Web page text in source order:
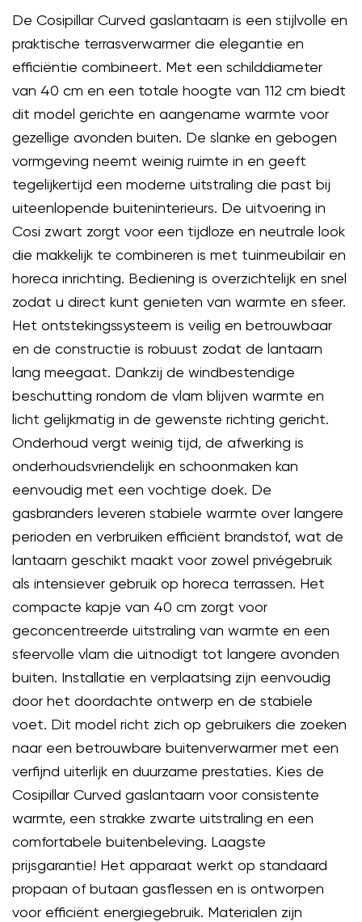
De Cosipillar Curved gaslantaarn is een stijlvolle en
praktische terrasverwarmer die elegantie en
efficiëntie combineert. Met een schilddiameter
van 40 cm en een totale hoogte van 112 cm biedt
dit model gerichte en aangename warmte voor
gezellige avonden buiten. De slanke en gebogen
vormgeving neemt weinig ruimte in en geeft
tegelijkertijd een moderne uitstraling die past bij
uiteenlopende buiteninterieurs. De uitvoering in
Cosi zwart zorgt voor een tijdloze en neutrale look
die makkelijk te combineren is met tuinmeubilair en
horeca inrichting. Bediening is overzichtelijk en snel
zodat u direct kunt genieten van warmte en sfeer.
Het ontstekingssysteem is veilig en betrouwbaar
en de constructie is robuust zodat de lantaarn
lang meegaat. Dankzij de windbestendige
beschutting rondom de vlam blijven warmte en
licht gelijkmatig in de gewenste richting gericht.
Onderhoud vergt weinig tijd, de afwerking is
onderhoudsvriendelijk en schoonmaken kan
eenvoudig met een vochtige doek. De
gasbranders leveren stabiele warmte over langere
perioden en verbruiken efficiënt brandstof, wat de
lantaarn geschikt maakt voor zowel privégebruik
als intensiever gebruik op horeca terrassen. Het
compacte kapje van 40 cm zorgt voor
geconcentreerde uitstraling van warmte en een
sfeervolle vlam die uitnodigt tot langere avonden
buiten. Installatie en verplaatsing zijn eenvoudig
door het doordachte ontwerp en de stabiele
voet. Dit model richt zich op gebruikers die zoeken
naar een betrouwbare buitenverwarmer met een
verfijnd uiterlijk en duurzame prestaties. Kies de
Cosipillar Curved gaslantaarn voor consistente
warmte, een strakke zwarte uitstraling en een
comfortabele buitenbeleving. Laagste
prijsgarantie! Het apparaat werkt op standaard
propaan of butaan gasflessen en is ontworpen
voor efficiënt energiegebruik. Materialen zijn